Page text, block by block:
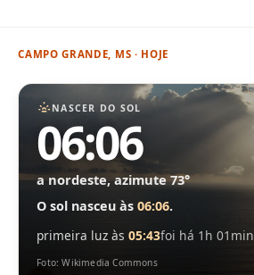
CAMPO GRANDE, MS · HOJE
NASCER DO SOL
06:06
a nordeste, azimute 73°
O sol nasceu às06:06.
primeira luz às05:43foi há 1h 01min
Foto: Wikimedia Commons